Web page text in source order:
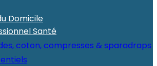
Domicile
Santé
coton, compresses & sparadraps